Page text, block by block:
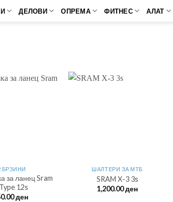
ДЕЛОВИ ОПРЕМА ФИТНЕС АЛАТ
БРЗИНИ
за ланец Sram
12s
ден
ШАЛТЕРИ ЗА МTБ
SRAM X-3 3s
1,200.00ден